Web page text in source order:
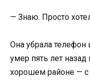
— Знаю. Просто
Она убрала телефон
умер пять лет
хорошем районе —